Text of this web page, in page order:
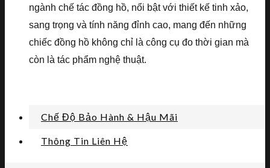
ngành chế tác đồng hồ, nổi bật với thiết kế tinh xảo,
sang trọng và tính năng đỉnh cao, mang đến những
chiếc đồng hồ không chỉ là công cụ đo thời gian mà
còn là tác phẩm nghệ thuật.
Chế Độ Bảo Hành & Hậu Mãi
Thông Tin Liên Hệ